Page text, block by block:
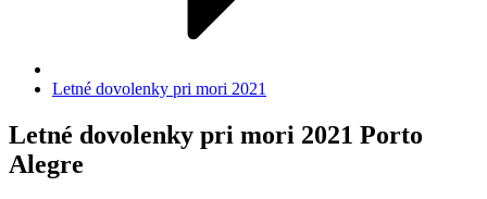
Letné dovolenky pri mori 2021
Letné dovolenky pri mori 2021 Porto
Alegre